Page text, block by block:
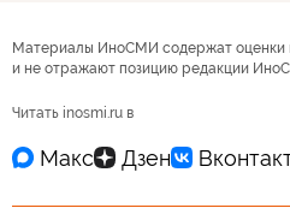
Материалы ИноСМИ содержат оценки
и не отражают позицию редакции
Читать inosmi.ru в